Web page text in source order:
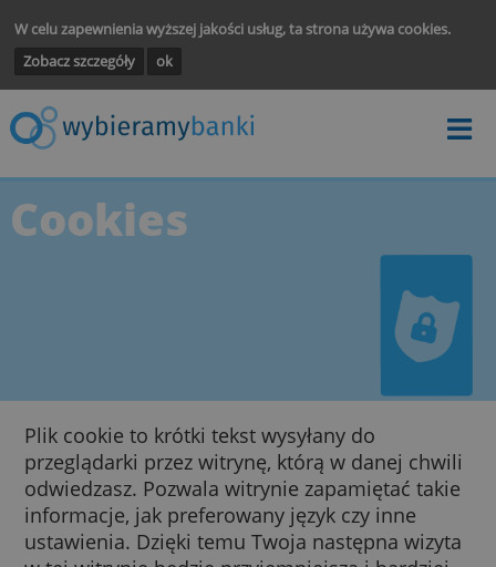
W celu zapewnienia wyższej jakości usług, ta strona używa
Zobacz szczegóły
Cookies
Plik cookie to krótki tekst wysyłany do
przeglądarki przez witrynę, którą w danej
odwiedzasz. Pozwala witrynie zapamiętać